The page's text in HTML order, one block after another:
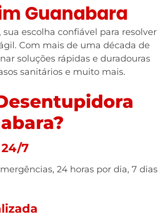
Guanabara
escolha confiável para resolver
Com mais de uma década de
soluções rápidas e duradouras
sanitários e muito mais.
7
24 horas por dia, 7 dias